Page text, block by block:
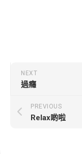
NEXT
過癮
PREVIOUS
Relax啲啦